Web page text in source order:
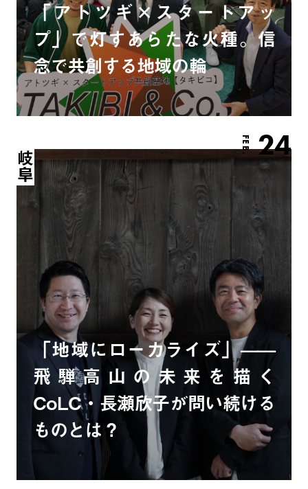
「アトツギ×スタートアッ
プ」で灯すあらたな火種。信
念で共創する地域の輪
FEB. 24
岐阜
「地域にローカライズ」——
飛騨高山の未来を描く
CoLC・長瀬欣子が問い続ける
ものとは？